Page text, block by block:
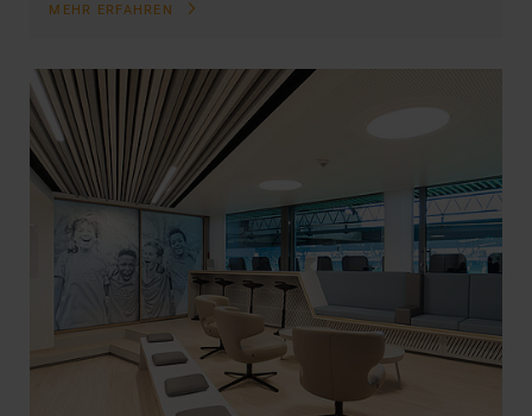
MEHR ERFAHREN